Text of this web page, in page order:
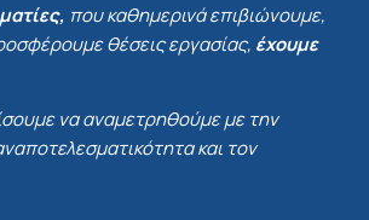
που καθημερινά επιβιώνουμε,
θέσεις εργασίας, έχουμε
να αναμετρηθούμε με την
και τον